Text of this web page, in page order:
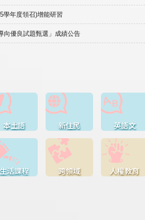
學年度領召)增能研習
向優良試題甄選」成績公告
本土語 新住民 英語文
生活課程 跨領域 人權教育